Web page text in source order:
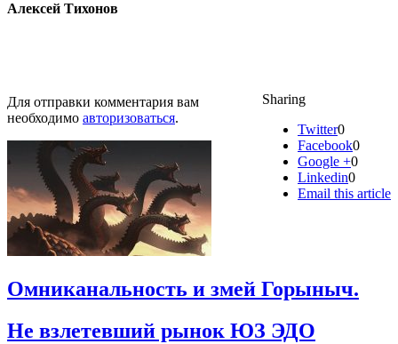
Алексей Тихонов
Sharing
Twitter0
Facebook0
Google +0
Linkedin0
Email this article
Для отправки комментария вам
необходимо авторизоваться.
Омниканальность и змей Горыныч.
Не взлетевший рынок ЮЗ ЭДО